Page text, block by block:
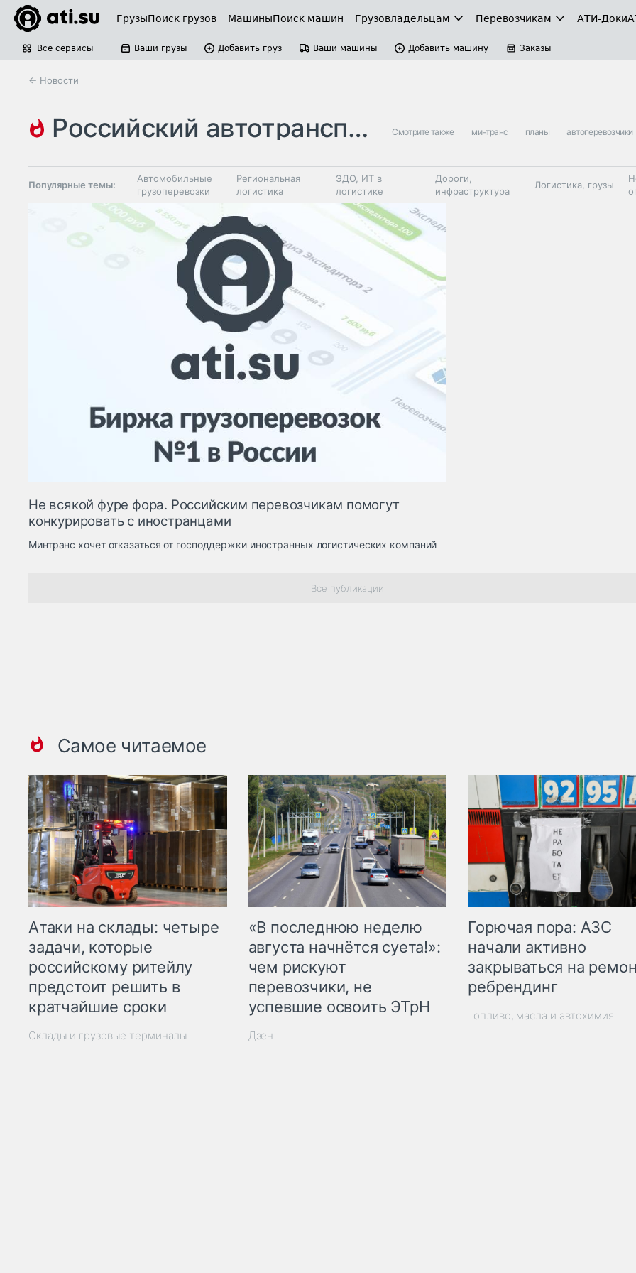
ГрузыПоиск грузов МашиныПоиск машин Грузовладельцам Перевозчикам АТИ-Доки
Все сервисы Ваши грузы Добавить груз Ваши машины Добавить машину Заказы
← Новости
российский автотранспортный с… Смотрите также минтранс планы автоперевозчики
Популярные темы:
Автомобильные
грузоперевозки
Региональная
логистика
ЭДО, ИТ в
логистике
Дороги,
инфраструктура
Логистика, грузы
Таможня и ВЭД
грузовые
терминалы
Коммерческий
транспорт
Спецтехника
Не всякой фуре фора. Российским перевозчикам помогут
конкурировать с иностранцами
Минтранс хочет отказаться от господдержки иностранных логистических компаний
Все публикации
Самое читаемое
Атаки на склады: четыре
задачи, которые
российскому ритейлу
предстоит решить в
кратчайшие сроки
Склады и грузовые терминалы
«В последнюю неделю
августа начнётся суета!»:
чем рискуют
перевозчики, не
успевшие освоить ЭТрН
Дзен
Горючая пора: АЗС
начали активно
закрываться на
ребрендинг
Топливо, масла и автохимия